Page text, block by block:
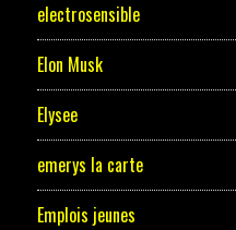
electrosensible
Elon Musk
Elysee
emerys la carte
Emplois jeunes